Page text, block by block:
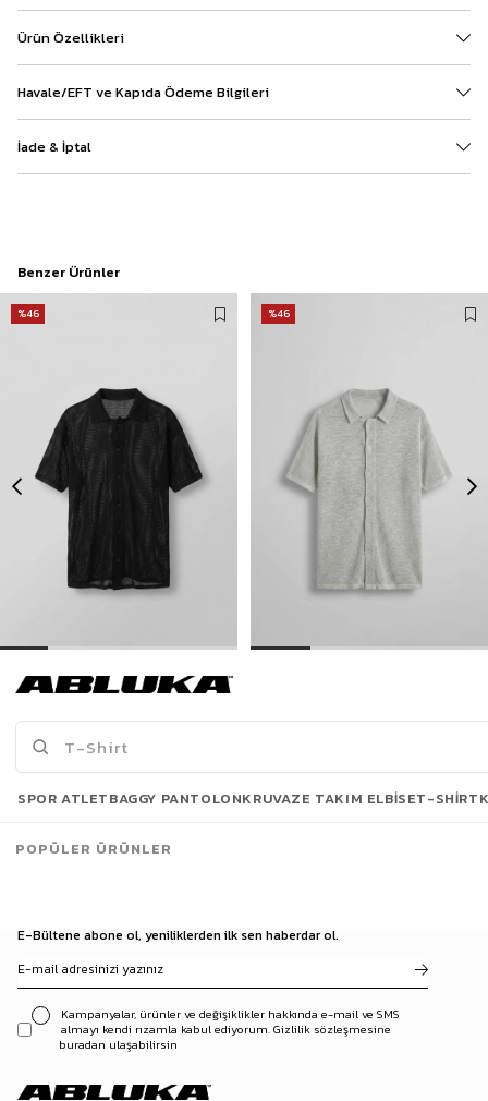
Ürün Özellikleri
Havale/EFT ve Kapıda Ödeme Bilgileri
İade & İptal
Benzer Ürünler
%46
399,00 TL
739,90 TL
%46
Son Bakılanlar
E-Bültene abone ol, yeniliklerden ilk sen haberdar ol.
Kampanyalar, ürünler ve değişiklikler hakkında e-mail ve SMS
almayı kendi rızamla kabul ediyorum. Gizlilik sözleşmesine
buradan ulaşabilirsin
SPOR ATLETBAGGY PANTOLONKRUVAZE TAKIM ELBISET-SHIRT
POPÜLER ÜRÜNLER